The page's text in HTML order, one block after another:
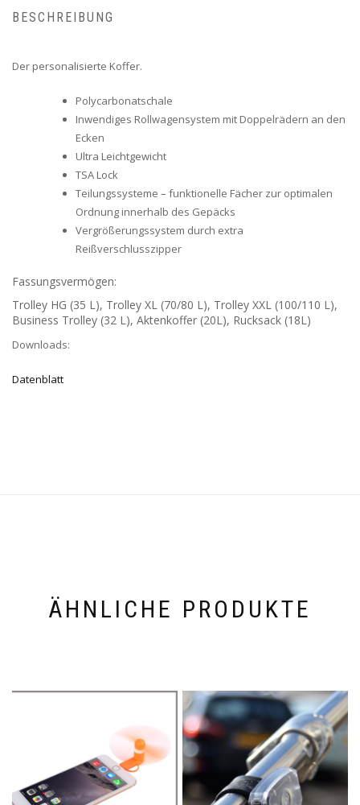
BESCHREIBUNG
Der personalisierte Koffer.
Polycarbonatschale
Inwendiges Rollwagensystem mit Doppelrädern an den
Ecken
Ultra Leichtgewicht
TSA Lock
Teilungssysteme – funktionelle Fächer zur optimalen
Ordnung innerhalb des Gepäcks
Vergrößerungssystem durch extra
Reißverschlusszipper
Fassungsvermögen:
Trolley HG (35 L), Trolley XL (70/80 L), Trolley XXL (100/110 L),
Business Trolley (32 L), Aktenkoffer (20L), Rucksack (18L)
Downloads:
Datenblatt
ÄHNLICHE PRODUKTE